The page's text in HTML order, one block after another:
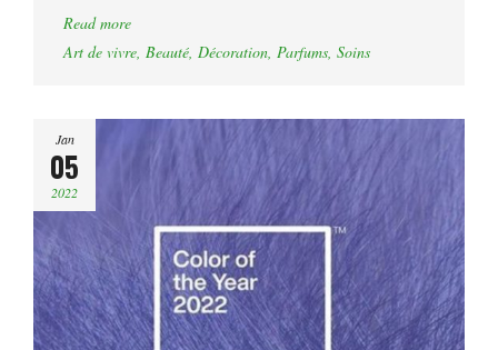
Read more
Art de vivre, Beauté, Décoration, Parfums, Soins
Jan
05
2022